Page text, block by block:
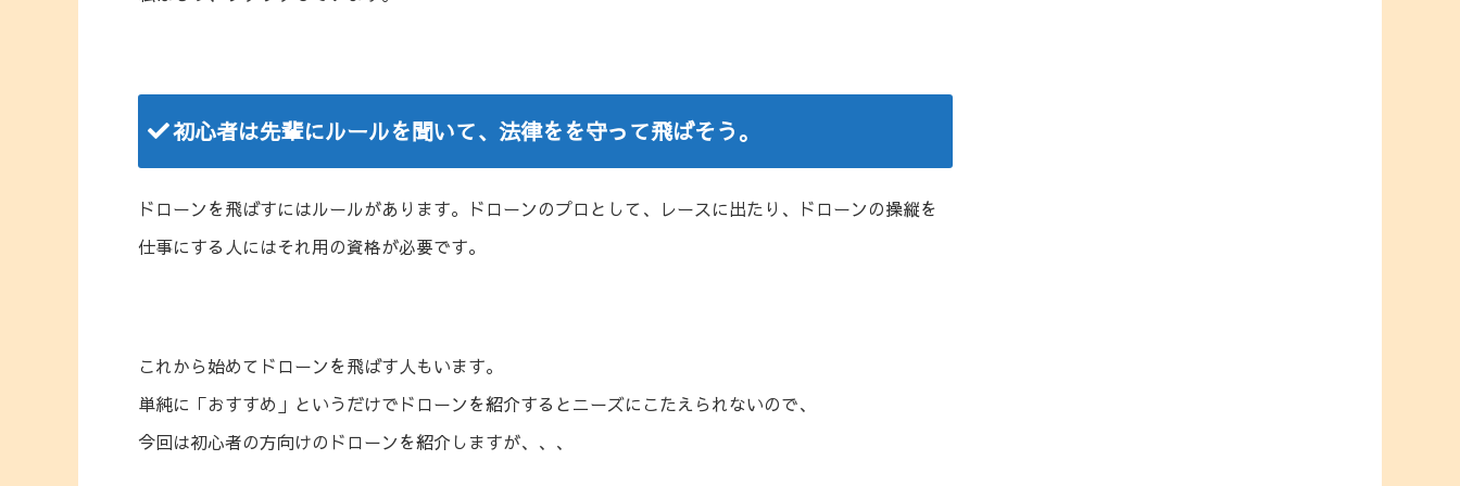
初心者は先輩にルールを聞いて、法律をを守って飛ばそう。
ドローンを飛ばすにはルールがあります。ドローンのプロとして、レースに出たり、ドローンの操縦を
仕事にする人にはそれ用の資格が必要です。
これから始めてドローンを飛ばす人もいます。
単純に「おすすめ」というだけでドローンを紹介するとニーズにこたえられないので、
今回は初心者の方向けのドローンを紹介しますが、、、